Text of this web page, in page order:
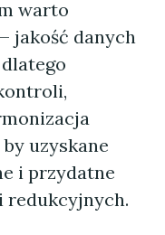
warto
jakość danych
uzyskane
i przydatne
redukcyjnych.